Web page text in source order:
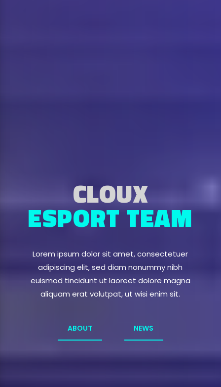
CLOUX
ESPORT TEAM
Lorem ipsum dolor sit amet, consectetuer
adipiscing elit, sed diam nonummy nibh
euismod tincidunt ut laoreet dolore magna
aliquam erat volutpat, ut wisi enim sit.
ABOUT NEWS
WE ARE THE
CHAMPION!
Lorem ipsum dolor sit amet, consectetuer
adipiscing elit, sed diam nonummy nibh
euismod tincidunt ut laoreet dolore magna
aliquam erat volutpat, ut wisi enim sit.
ACHIEVEMENTS